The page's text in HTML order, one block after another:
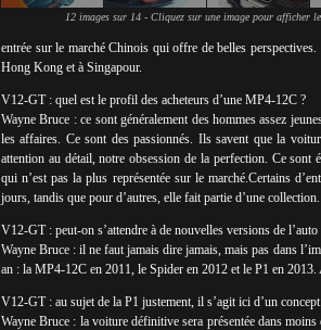
12 images sur 14 - Cliquez sur une image pour afficher le
entrée sur le marché Chinois qui offre de belles
Hong Kong et à Singapour.
V12-GT : quel est le profil des acheteurs d’une MP4-12C ?
Wayne Bruce : ce sont généralement des hommes assez
les affaires. Ce sont des passionnés. Ils savent que la
attention au détail, notre obsession de la perfection. Ce sont
qui n’est pas la plus représentée sur le marché.Certains
jours, tandis que pour d’autres, elle fait partie d’une collection.
V12-GT : peut-on s’attendre à de nouvelles versions de l’auto
Wayne Bruce : il ne faut jamais dire jamais, mais pas dans
an : la MP4-12C en 2011, le Spider en 2012 et le P1 en 2013.
V12-GT : au sujet de la P1 justement, il s’agit ici d’un
Wayne Bruce : la voiture définitive sera présentée dans